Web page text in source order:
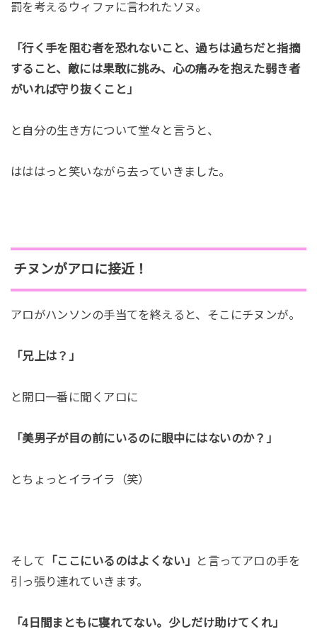
罰を考えるウィファに言われたソヌ。
「行く手を阻む者を恐れないこと、過ちは過ちだと指摘
すること、敵には果敢に挑み、心の痛みを抱えた弱き者
がいれば守り抜くこと」
と自分の生き方について堂々と言うと、
はははっと笑いながら去っていきました。
チヌンがアロに接近！
アロがハンソンの手当てを終えると、そこにチヌンが。
「兄上は？」
と開口一番に聞くアロに
「美男子が目の前にいるのに眼中にはないのか？」
とちょっとイライラ（笑）
そして 「ここにいるのはよくない」
と言ってアロの手を
引っ張り連れていきます。
「4日間まともに寝れてない。少しだけ助けてくれ」